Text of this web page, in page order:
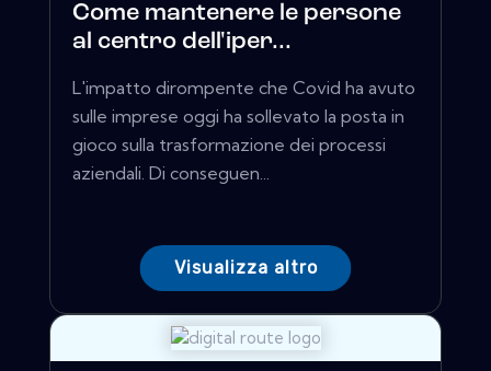
Come mantenere le persone
al centro dell'iper...
L'impatto dirompente che Covid ha avuto
sulle imprese oggi ha sollevato la posta in
gioco sulla trasformazione dei processi
aziendali. Di conseguen...
Visualizza altro